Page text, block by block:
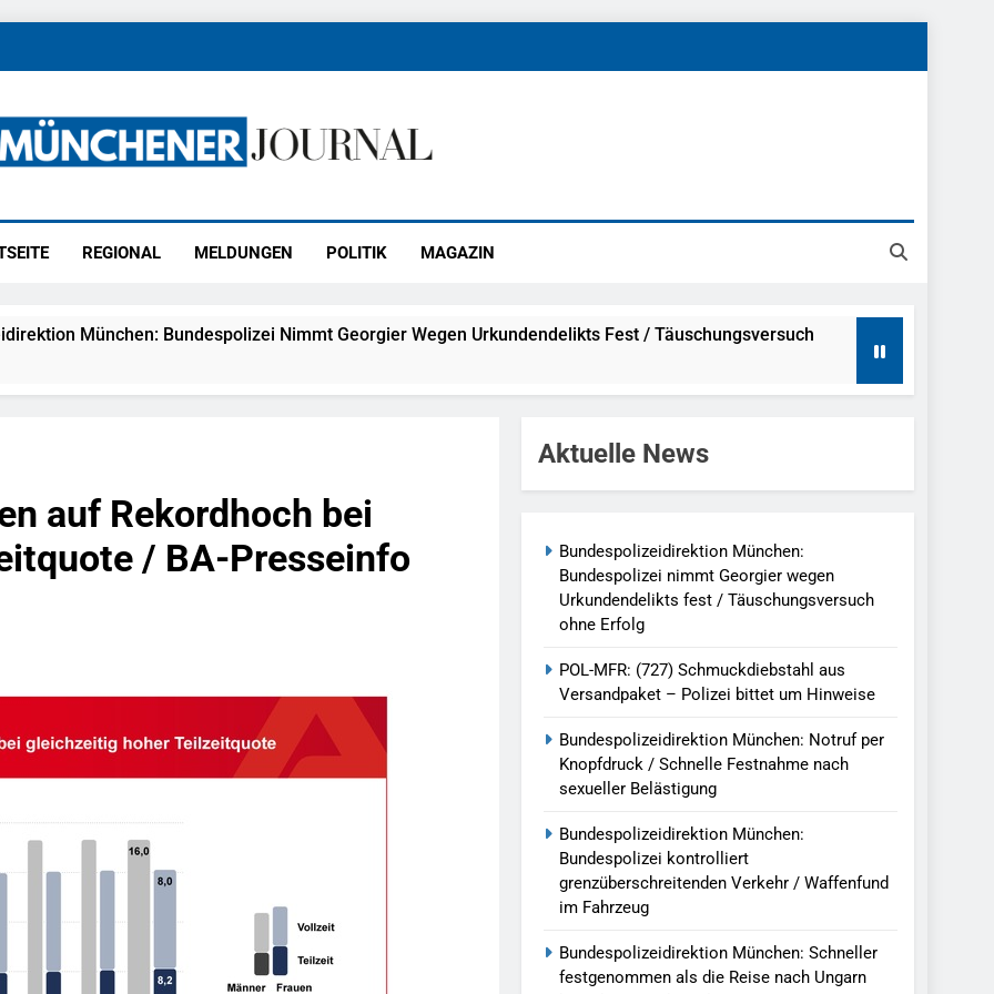
REGIONAL MELDUNGEN POLITIK MAGAZIN
München: Bundespolizei Nimmt Georgier Wegen Urkundendelikts Fest / Täuschungsversuch
München: Notruf Per Knopfdruck / Schnelle Festnahme Nach Sexueller Belästigung
München: Bundespolizei Kontrolliert Grenzüberschreitenden Verkehr / Waffenfund Im
München: Schneller Festgenommen Als Die Reise Nach Ungarn Beendet / Bundespolizei Nimmt
München: Ausgesetzte Katze Am Bahnhof Bamberg Aufgefunden – Tierheim Übernimmt
Auf: Schrotthändler Erschleicht Rund 45.000 Euro Sozialleistungen Ermittlungen Der Finanzkontrolle
Zu Rechtskräftiger Verurteilung Wegen Betrugs
München: Europaweit Gesuchtes Mitglied Einer Kriminellen Vereinigung Geht Ins Netz –
München: Update Zu Den Einsatzmaßnahmen Der Bundespolizei In Saarbrücken
München: Beinahekollision An Bahnübergang In Aubing / Bundespolizei Ermittelt Wegen
In Den Bahnverkehr
auf Rekordhoch bei
/ BA-Presseinfo
Aktuelle News
Bundespolizeidirektion München:
Bundespolizei nimmt Georgier wegen
Urkundendelikts fest / Täuschungsversuch
ohne Erfolg
POL-MFR: (727) Schmuckdiebstahl aus
Versandpaket – Polizei bittet um Hinweise
Bundespolizeidirektion München: Notruf per
Knopfdruck / Schnelle Festnahme nach
sexueller Belästigung
Bundespolizeidirektion München:
Bundespolizei kontrolliert
grenzüberschreitenden Verkehr / Waffenfund
im Fahrzeug
Bundespolizeidirektion München: Schneller
festgenommen als die Reise nach Ungarn